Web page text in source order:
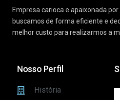
Empresa carioca e apaixonada
buscamos de forma eficiente e
melhor custo para realizarmos a
Nosso Perfil
História